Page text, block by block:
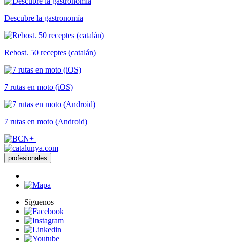
Descubre la gastronomía
Rebost. 50 receptes (catalán)
7 rutas en moto (iOS)
7 rutas en moto (Android)
profesionales
Síguenos